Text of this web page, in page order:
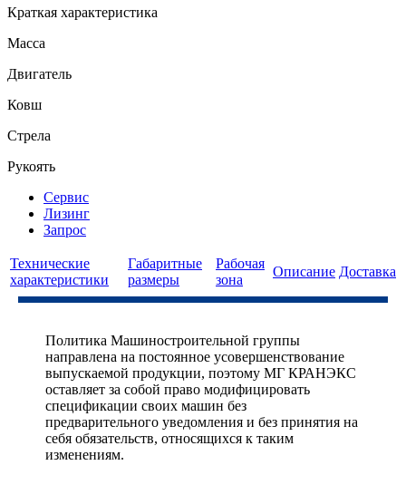
Краткая характеристика
Масса
Двигатель
Ковш
Стрела
Рукоять
Сервис
Лизинг
Запрос
Технические
характеристики
Габаритные
размеры
Рабочая
зона
Описание Доставка
Политика Машиностроительной группы
направлена на постоянное усовершенствование
выпускаемой продукции, поэтому МГ КРАНЭКС
оставляет за собой право модифицировать
спецификации своих машин без
предварительного уведомления и без принятия на
себя обязательств, относящихся к таким
изменениям.